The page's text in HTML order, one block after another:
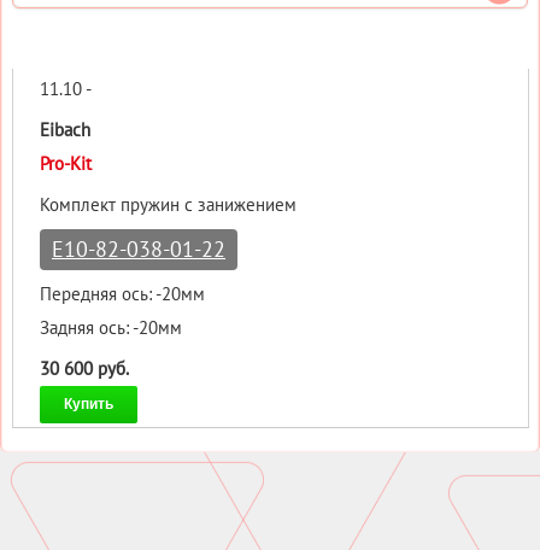
11.10 -
Eibach
Pro-Kit
Комплект пружин с занижением
E10-82-038-01-22
Передняя ось: -20мм
Задняя ось: -20мм
30 600 руб.
Купить